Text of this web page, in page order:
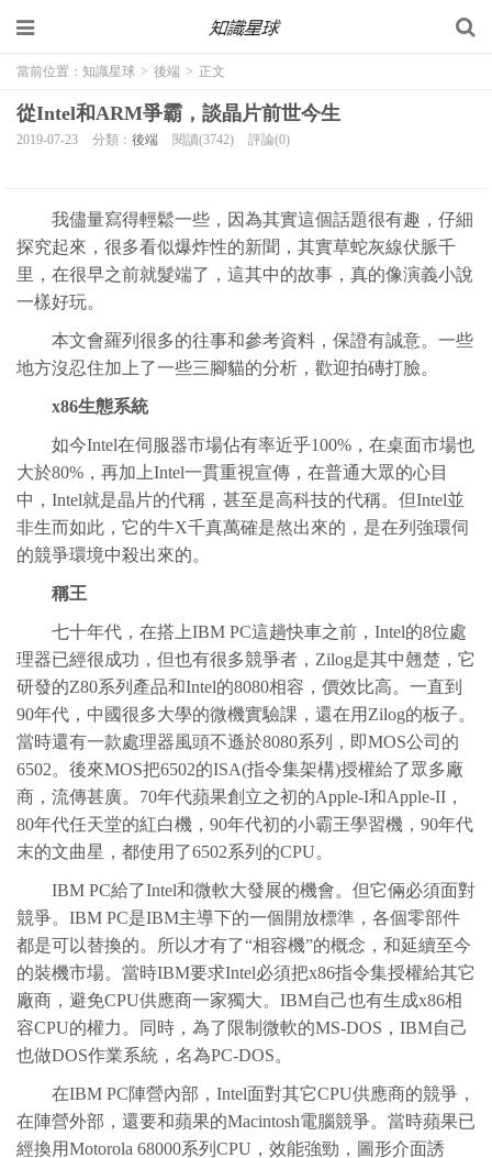
當前位置： 知識星球 > 後端 > 正文
從Intel和ARM爭霸，談晶片前世今生
2019-07-23 分類： 後端 閱讀(3742) 評論(0)
我儘量寫得輕鬆一些，因為其實這個話題很有趣，仔細
探究起來，很多看似爆炸性的新聞，其實草蛇灰線伏脈千
里，在很早之前就髮端了，這其中的故事，真的像演義小說
一樣好玩。
本文會羅列很多的往事和參考資料，保證有誠意。一些
地方沒忍住加上了一些三腳貓的分析，歡迎拍磚打臉。
x86生態系統
如今Intel在伺服器市場佔有率近乎100%，在桌面市場也
大於80%，再加上Intel一貫重視宣傳，在普通大眾的心目
中，Intel就是晶片的代稱，甚至是高科技的代稱。但Intel並
非生而如此，它的牛X千真萬確是熬出來的，是在列強環伺
的競爭環境中殺出來的。
稱王
七十年代，在搭上IBM PC這趟快車之前，Intel的8位處
理器已經很成功，但也有很多競爭者，Zilog是其中翹楚，它
研發的Z80系列產品和Intel的8080相容，價效比高。一直到
90年代，中國很多大學的微機實驗課，還在用Zilog的板子。
當時還有一款處理器風頭不遜於8080系列，即MOS公司的
6502。後來MOS把6502的ISA(指令集架構)授權給了眾多廠
商，流傳甚廣。70年代蘋果創立之初的Apple-I和Apple-II，
80年代任天堂的紅白機，90年代初的小霸王學習機，90年代
末的文曲星，都使用了6502系列的CPU。
IBM PC給了Intel和微軟大發展的機會。但它倆必須面對
競爭。IBM PC是IBM主導下的一個開放標準，各個零部件
都是可以替換的。所以才有了“相容機”的概念，和延續至今
的裝機市場。當時IBM要求Intel必須把x86指令集授權給其它
廠商，避免CPU供應商一家獨大。IBM自己也有生成x86相
容CPU的權力。同時，為了限制微軟的MS-DOS，IBM自己
也做DOS作業系統，名為PC-DOS。
在IBM PC陣營內部，Intel面對其它CPU供應商的競爭，
在陣營外部，還要和蘋果的Macintosh電腦競爭。當時蘋果已
經換用Motorola 68000系列CPU，效能強勁，圖形介面誘